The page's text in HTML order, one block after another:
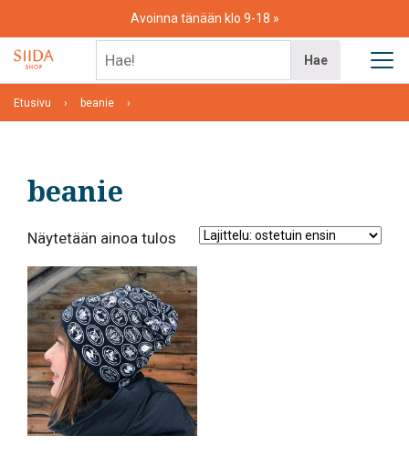
content
Avoinna tänään klo 9-18
Hae
Etusivu beanie
beanie
Näytetään ainoa tulos